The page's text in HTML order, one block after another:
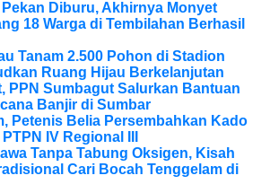
Pekan Diburu, Akhirnya Monyet
18 Warga di Tembilahan Berhasil
Tanam 2.500 Pohon di Stadion
Ruang Hijau Berkelanjutan
PPN Sumbagut Salurkan Bantuan
Banjir di Sumbar
Petenis Belia Persembahkan Kado
IV Regional III
Tanpa Tabung Oksigen, Kisah
Cari Bocah Tenggelam di